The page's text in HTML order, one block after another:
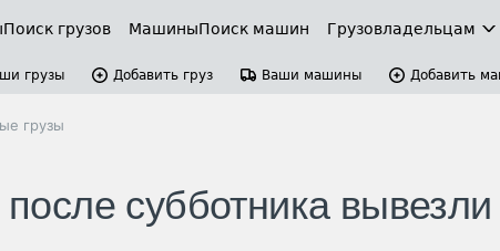
Поиск грузов МашиныПоиск машин Грузовладельцам
грузы Добавить груз Ваши машины Добавить
грузы
субботника